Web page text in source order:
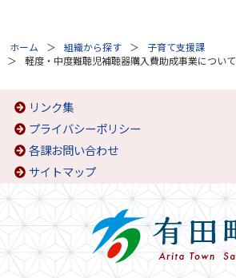
ホーム 組織から探す
子育て支援課
軽度・中度難聴児補聴器購入費助成事業について
リンク集
プライバシーポリシー
各課お問い合わせ
サイトマップ